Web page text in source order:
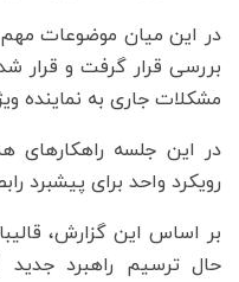
در این میان موضوعات مهم
بررسی قرار گرفت و قرار
مشکلات جاری به نماینده
در این جلسه راهکار‌های
رویکرد واحد برای پیشبرد
بر اساس این گزارش،
حال ترسیم راهبرد جدید